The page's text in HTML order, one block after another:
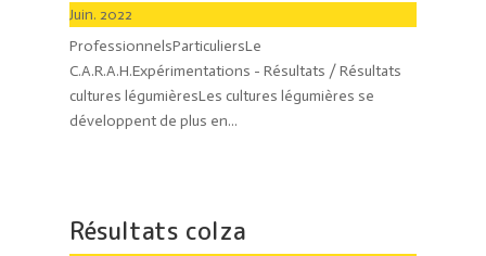
Juin. 2022
ProfessionnelsParticuliersLe
C.A.R.A.H.Expérimentations - Résultats / Résultats
cultures légumièresLes cultures légumières se
développent de plus en...
Résultats colza